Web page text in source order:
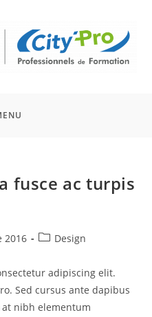
fusce ac turpis
2016 Design
adipiscing elit.
Sed cursus ante dapibus
nibh elementum